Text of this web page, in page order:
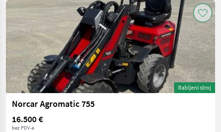
Rabljeni stroj
Norcar Agromatic 755
16.500 €
bez PDV-a